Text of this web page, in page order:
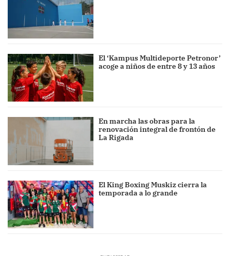
El ‘Kampus Multideporte Petronor’
acoge a niños de entre 8 y 13 años
En marcha las obras para la
renovación integral de frontón de
La Rigada
El King Boxing Muskiz cierra la
temporada a lo grande